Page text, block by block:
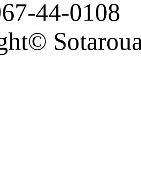
44-0108